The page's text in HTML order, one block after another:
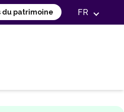
du patrimoine FR